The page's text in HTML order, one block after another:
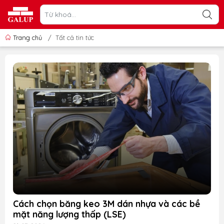
Trang chủ / Tất cả tin tức
Cách chọn băng keo 3M dán nhựa và các bề
mặt năng lượng thấp (LSE)